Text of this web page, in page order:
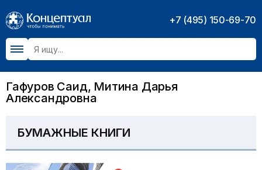
+7 (495) 150-69-70
Гафуров Саид, Митина Дарья
Александровна
БУМАЖНЫЕ КНИГИ